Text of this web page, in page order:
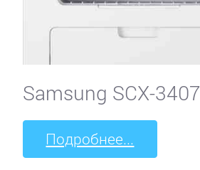
Samsung SCX-3407
Подробнее...